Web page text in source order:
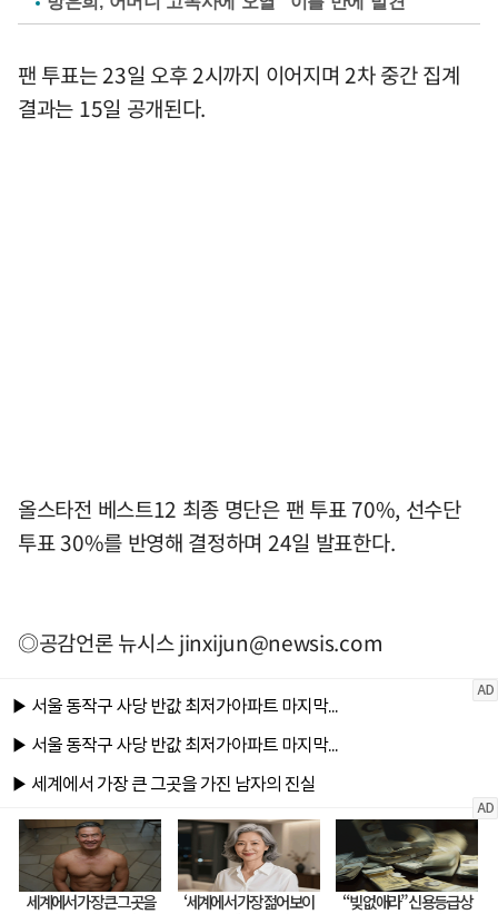
팬 투표는 23일 오후 2시까지 이어지며 2차 중간 집계
결과는 15일 공개된다.
올스타전 베스트12 최종 명단은 팬 투표 70%, 선수단
투표 30%를 반영해 결정하며 24일 발표한다.
◎공감언론 뉴시스jinxijun@newsis.com